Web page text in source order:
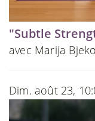
"Subtle
avec Marija
Dim. août 23,